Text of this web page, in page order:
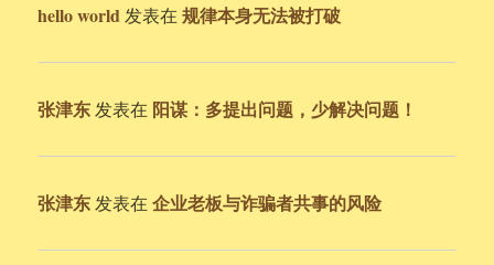
hello world 发表在规律本身无法被打破
张津东 发表在 阳谋：多提出问题，少解决问题！
张津东 发表在企业老板与诈骗者共事的风险